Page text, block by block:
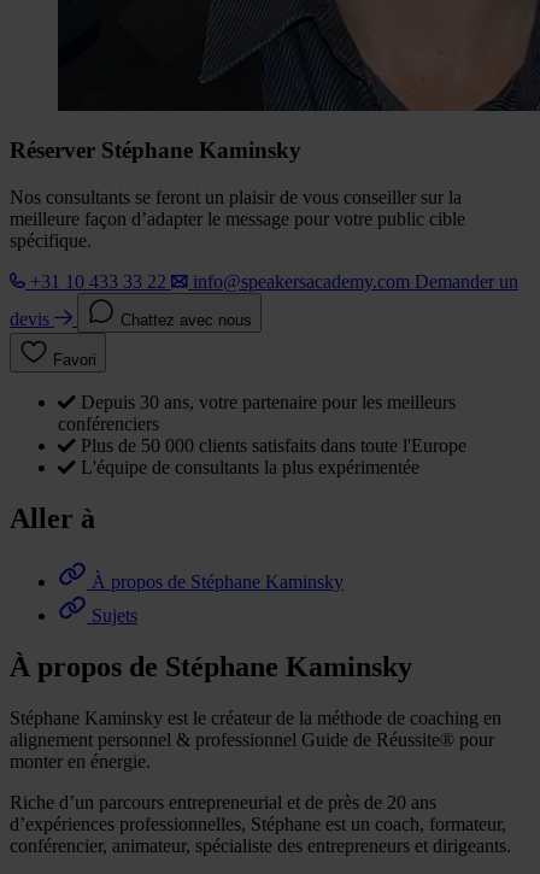
Réserver Stéphane Kaminsky
Nos consultants se feront un plaisir de vous conseiller sur la
meilleure façon d’adapter le message pour votre public cible
spécifique.
+31 10 433 33 22
info@speakersacademy.com Demander un
devis
Chattez avec nous
Favori
Depuis 30 ans, votre partenaire pour les meilleurs
conférenciers
Plus de 50 000 clients satisfaits dans toute l'Europe
L'équipe de consultants la plus expérimentée
Aller à
À propos de Stéphane Kaminsky
Sujets
À propos de Stéphane Kaminsky
Stéphane Kaminsky est le créateur de la méthode de coaching en
alignement personnel & professionnel Guide de Réussite® pour
monter en énergie.
Riche d’un parcours entrepreneurial et de près de 20 ans
d’expériences professionnelles, Stéphane est un coach, formateur,
conférencier, animateur, spécialiste des entrepreneurs et dirigeants.